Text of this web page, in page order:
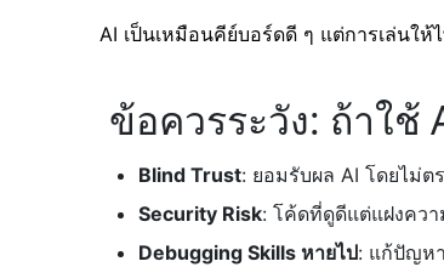
AI เป็นเหมือนคีย์บอร์ดดี ๆ แต่การเล่นใ
ข้อควรระวัง: ถ้าใช้
Blind Trust: ยอมรับผล AI โดยไม่ต
Security Risk: โค้ดที่ดูดีแต่แฝงควา
Debugging Skills หายไป: แก้ปัญห